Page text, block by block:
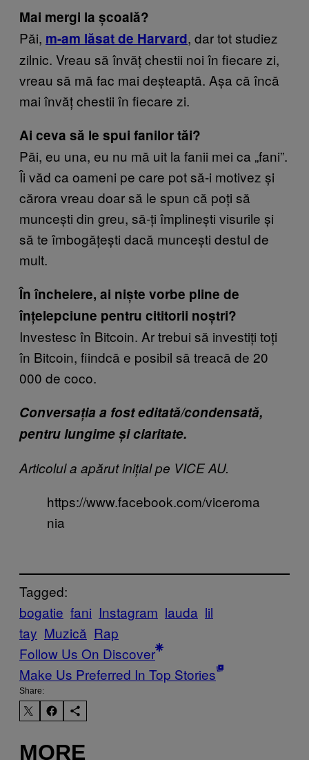
Mai mergi la școală?
Păi, m-am lăsat de Harvard, dar tot studiez
zilnic. Vreau să învăț chestii noi în fiecare zi,
vreau să mă fac mai deșteaptă. Așa că încă
mai învăț chestii în fiecare zi.
Ai ceva să le spui fanilor tăi?
Păi, eu una, eu nu mă uit la fanii mei ca „fani”.
Îi văd ca oameni pe care pot să-i motivez și
cărora vreau doar să le spun că poți să
muncești din greu, să-ți împlinești visurile și
să te îmbogățești dacă muncești destul de
mult.
În încheiere, ai niște vorbe pline de
înțelepciune pentru cititorii noștri?
Investesc în Bitcoin. Ar trebui să investiți toți
în Bitcoin, fiindcă e posibil să treacă de 20
000 de coco.
Conversația a fost editată/condensată,
pentru lungime și claritate.
Articolul a apărut inițial pe VICE AU.
https://www.facebook.com/viceroma
nia
Tagged:
bogatie fani Instagram lauda lil
tay Muzică Rap
Follow Us On Discover
Make Us Preferred In Top Stories
Share:
MORE